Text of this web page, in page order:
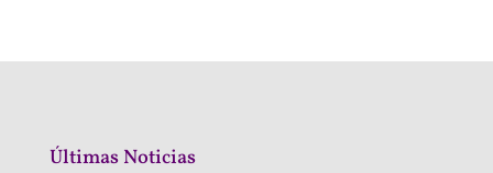
Últimas Noticias